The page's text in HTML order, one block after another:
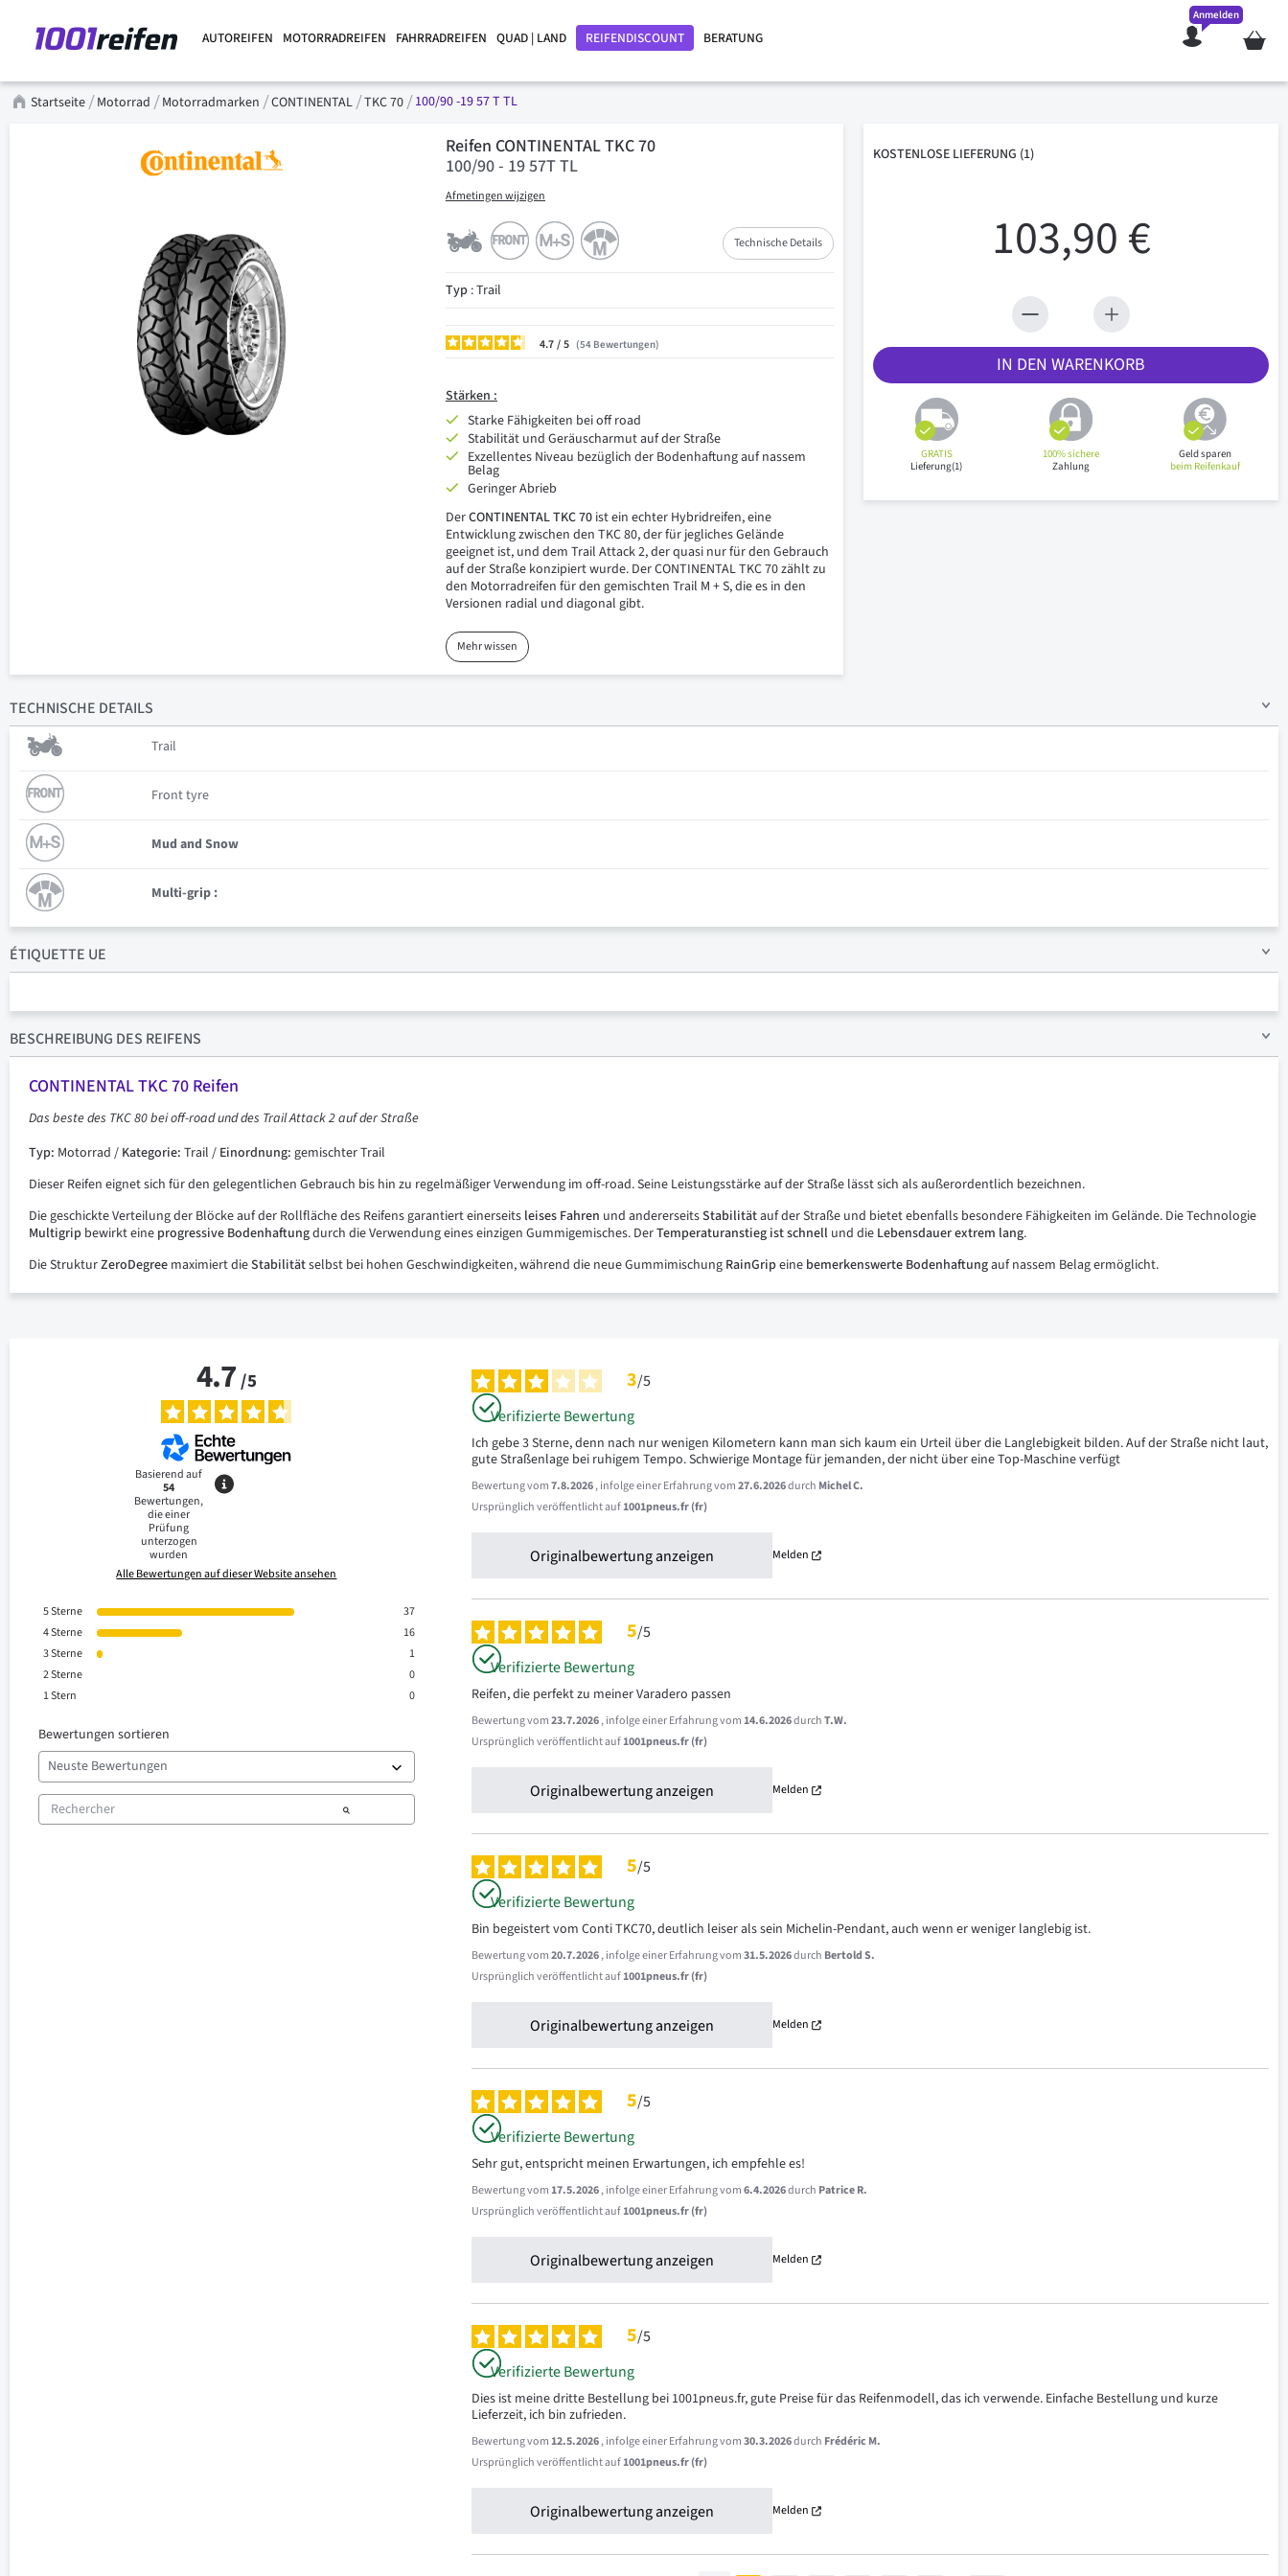
AUTOREIFEN MOTORRADREIFEN FAHRRADREIFEN QUAD | LAND REIFENDISCOUNT BERATUNG Mein
Anmelden
Startseite Motorrad Motorradmarken CONTINENTAL TKC 70 100/90 -19 57 T TL
Reifen CONTINENTAL TKC 70
100/90 - 19 57T TL
Afmetingen wijzigen
Technische Details
Typ: Trail
4.7/ 54 Bewertungen
Stärken :
Starke Fähigkeiten bei off road
Stabilität und Geräuscharmut auf der Straße
Exzellentes Niveau bezüglich der Bodenhaftung auf nassem
Belag
Geringer Abrieb
DerCONTINENTALTKC70ist ein echter Hybridreifen, eine
Entwicklung zwischen den TKC 80, der für jegliches Gelände
geeignet ist, und dem Trail Attack 2, der quasi nur für den Gebrauch
auf der Straße konzipiert wurde. Der CONTINENTAL TKC 70 zählt zu
den Motorradreifen für den gemischten Trail M + S, die es in den
Versionen radial und diagonal gibt.
Mehr wissen
KOSTENLOSE LIEFERUNG (1)
103,90 €
IN DEN WARENKORB
GRATIS
Lieferung(1)
100% sichere
Zahlung
Geld sparen
beim Reifenkauf
TECHNISCHE DETAILS
Trail
Front tyre
Mud and Snow
Multi-grip :
ÉTIQUETTE UE
BESCHREIBUNG DES REIFENS
CONTINENTAL TKC 70 Reifen
Das beste des TKC 80bei off-roadund des Trail Attack 2 auf der Straße
Typ: Motorrad / Kategorie: Trail / Einordnung: gemischter Trail
Dieser Reifen eignet sich für den gelegentlichen Gebrauch bis hin zu regelmäßiger Verwendung im off-road. Seine Leistungsstärke auf der Straße lässt sich als außerordentlich bezeichnen.
Die geschickte Verteilung der Blöcke auf der Rollfläche des Reifens garantiert einerseits leises Fahren und andererseitsStabilitätauf der Straße und bietet ebenfalls besondere Fähigkeiten im Gelände. Die Technologie
Multigrip bewirkt eine progressive Bodenhaftungdurch die Verwendung eines einzigen Gummigemisches. DerTemperaturanstieg istschnell und die Lebensdauerextrem lang.
Die StrukturZeroDegree maximiert dieStabilitätselbst bei hohen Geschwindigkeiten, während die neue Gummimischung RainGripeine bemerkenswerte Bodenhaftungauf nassem Belag ermöglicht.
4.7/5
Basierend auf
54
Bewertungen,
die einer
Prüfung
unterzogen
wurden
Alle Bewertungen auf dieser Website ansehen
5Sterne
37
4Sterne
16
3Sterne
1
2Sterne
0
1Stern 0
Bewertungen sortieren
3/5
Verifizierte Bewertung
Ich gebe 3 Sterne, denn nach nur wenigen Kilometern kann man sich kaum ein Urteil über die Langlebigkeit bilden. Auf der Straße nicht laut,
gute Straßenlage bei ruhigem Tempo. Schwierige Montage für jemanden, der nicht über eine Top-Maschine verfügt
Bewertung vom7.8.2026, infolge einer Erfahrung vom27.6.2026durch Michel C.
Ursprünglich veröffentlicht auf1001pneus.fr (fr)
Originalbewertung anzeigen Melden
5/5
Verifizierte Bewertung
Reifen, die perfekt zu meiner Varadero passen
Bewertung vom23.7.2026, infolge einer Erfahrung vom14.6.2026durchT.W.
Ursprünglich veröffentlicht auf1001pneus.fr (fr)
Originalbewertung anzeigen Melden
5/5
Verifizierte Bewertung
Bin begeistert vom Conti TKC70, deutlich leiser als sein Michelin-Pendant, auch wenn er weniger langlebig ist.
Bewertung vom20.7.2026, infolge einer Erfahrung vom31.5.2026durch Bertold S.
Ursprünglich veröffentlicht auf1001pneus.fr (fr)
Originalbewertung anzeigen Melden
5/5
Verifizierte Bewertung
Sehr gut, entspricht meinen Erwartungen, ich empfehle es!
Bewertung vom17.5.2026, infolge einer Erfahrung vom6.4.2026durch Patrice R.
Ursprünglich veröffentlicht auf1001pneus.fr (fr)
Originalbewertung anzeigen Melden
5/5
Verifizierte Bewertung
Dies ist meine dritte Bestellung bei 1001pneus.fr, gute Preise für das Reifenmodell, das ich verwende. Einfache Bestellung und kurze
Lieferzeit, ich bin zufrieden.
Bewertung vom12.5.2026, infolge einer Erfahrung vom30.3.2026durch Frédéric M.
Ursprünglich veröffentlicht auf1001pneus.fr (fr)
Originalbewertung anzeigen Melden